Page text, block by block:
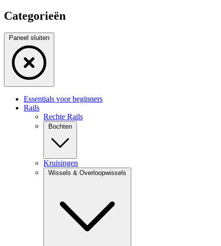
Categorieën
Paneel sluiten
Essentials voor beginners
Rails
Rechte Rails
Bochten
Kruisingen
Wissels & Overloopwissels